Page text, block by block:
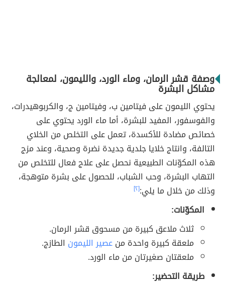
وصفة قشر الرمان، وماء الورد، والليمون، لمعالجة
مشاكل البشرة
يحتوي الليمون على فيتامين ب، وفيتامين ج، والكربوهيدرات،
والفوسفور، المفيد للبشرة، أما ماء الورد يحتوي على
خصائص مضادة للأكسدة، تعمل على التخلص من الخلاي
التالفة، وانتاج خلايا جلدية جديدة نضرة وصحية، وعند مزج
هذه المكوّنات الطبيعية نحصل على علاج فعال للتخلص من
التهاب البشرة، وحب الشباب، للحصول على بشرة متوهجة،
وذلك من خلال ما يلي:[٢]
المكوّنات:
ثلاث ملاعق كبيرة من مسحوق قشر الرمان.
ملعقة كبيرة واحدة منعصير الليمون الطازج.
ملعقتان صغيرتان من ماء الورد.
طريقة التحضير: